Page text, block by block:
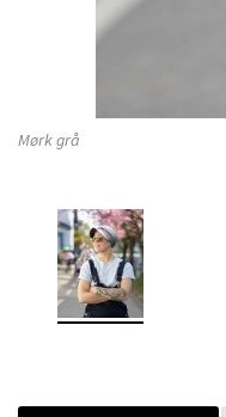
Mørk grå